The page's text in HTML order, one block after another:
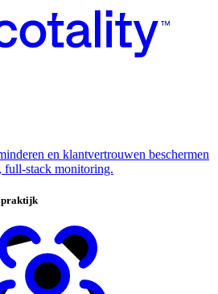
en klantvertrouwen beschermen
full-stack monitoring.
praktijk